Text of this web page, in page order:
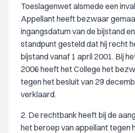
Toeslagenwet alsmede een
Appellant heeft bezwaar
ingangsdatum van de bijstand
standpunt gesteld dat hij recht
bijstand vanaf 1 april 2001. Bij
2006 heeft het College het
tegen het besluit van 29
verklaard.
2. De rechtbank heeft bij de
het beroep van appellant tegen